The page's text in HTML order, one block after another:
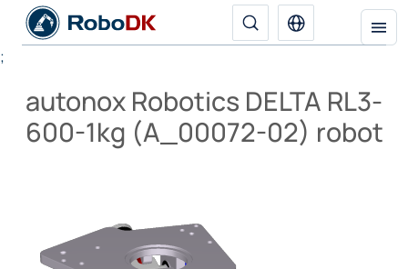
;
autonox Robotics DELTA RL3-
600-1kg (A_00072-02) robot